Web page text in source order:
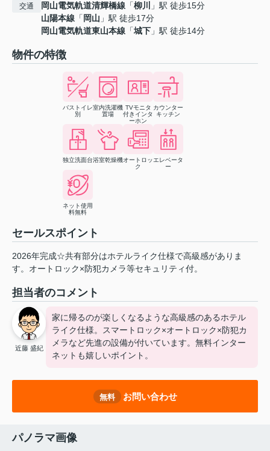
交通 岡山電気軌道清輝橋線 「柳川
」駅 徒歩15分
山陽本線 「 岡山 」駅 徒歩17分
岡山電気軌道東山本線 「城下 」駅 徒歩14分
物件の特徴
バストイレ
別
室内洗濯機
置場
TVモニタ
付きインタ
ーホン
カウンター
キッチン
独立洗面台浴室乾燥機オートロッ
ク
エレベータ
ー
ネット使用
料無料
セールスポイント
2026年完成☆共有部分はホテルライク仕様で高級感がありま
す。オートロック×防犯カメラ等セキュリティ付。
担当者のコメント
近藤 盛紀
家に帰るのが楽しくなるような高級感のあるホテル
ライク仕様。スマートロック×オートロック×防犯カ
メラなど先進の設備が付いています。無料インター
ネットも嬉しいポイント。
無料 お問い合わせ
パノラマ画像